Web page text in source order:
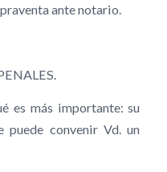
ante notario.
es más importante: su
puede convenir Vd. un